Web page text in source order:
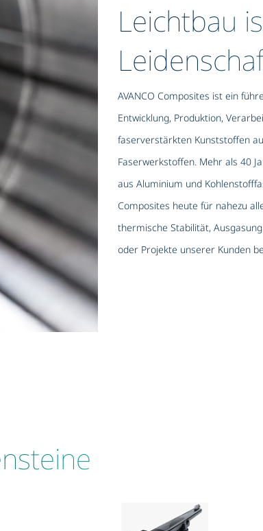
Leichtbau
AVANCO Composites ist ein
Entwicklung, Produktion,
faserverstärkten Kunststoffen
Faserwerkstoffen. Mehr als 40
aus Aluminium und
Composites heute für nahezu
thermische Stabilität,
oder Projekte unserer Kunden